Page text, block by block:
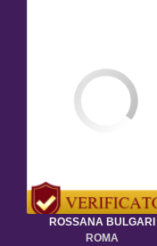
ROSSANA BULGARI
ROMA